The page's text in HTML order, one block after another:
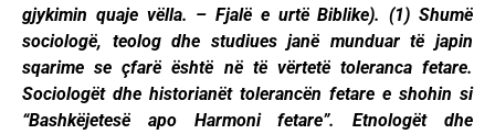
gjykimin quaje vëlla. – Fjalë e urtë Biblike). (1) Shumë
sociologë, teolog dhe studiues janë munduar të japin
sqarime se çfarë është në të vërtetë toleranca fetare.
Sociologët dhe historianët tolerancën fetare e shohin si
“Bashkëjetesë apo Harmoni fetare”. Etnologët dhe